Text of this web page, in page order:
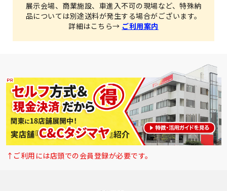
展示会場、商業施設、車進入不可の現場など、特殊納
品については別途送料が発生する場合がございます。
詳細はこちら→ ご利用案内
↑ご利用には店頭での会員登録が必要です。